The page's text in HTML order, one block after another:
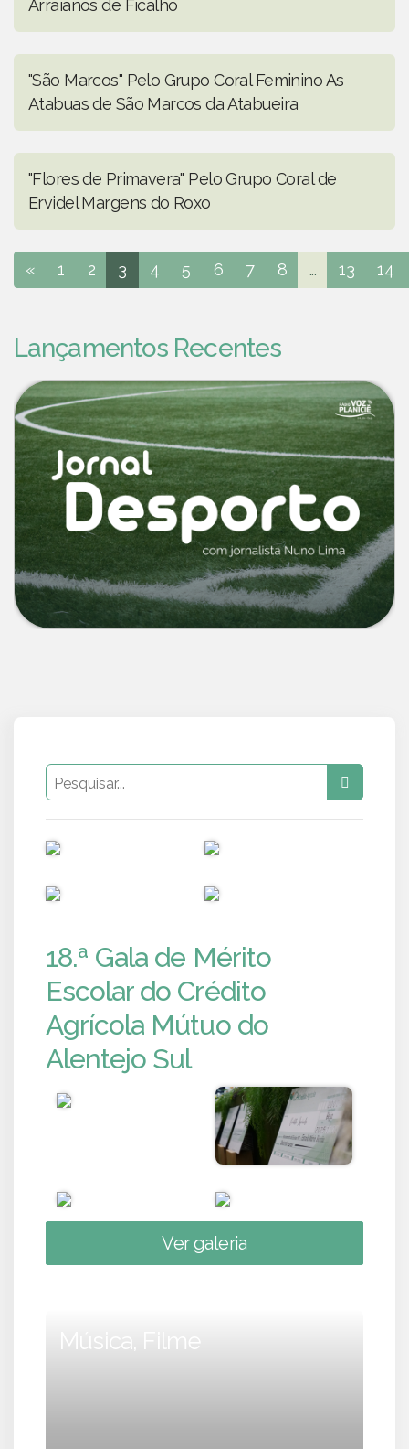
Arraianos de Ficalho
"São Marcos" Pelo Grupo Coral Feminino As
Atabuas de São Marcos da Atabueira
"Flores de Primavera" Pelo Grupo Coral de
Ervidel Margens do Roxo
« 1 2 3 4 5 6 7 8 ... 13 14
Lançamentos Recentes
18.ª Gala de Mérito
Escolar do Crédito
Agrícola Mútuo do
Alentejo Sul
Ver galeria
Música, Filme